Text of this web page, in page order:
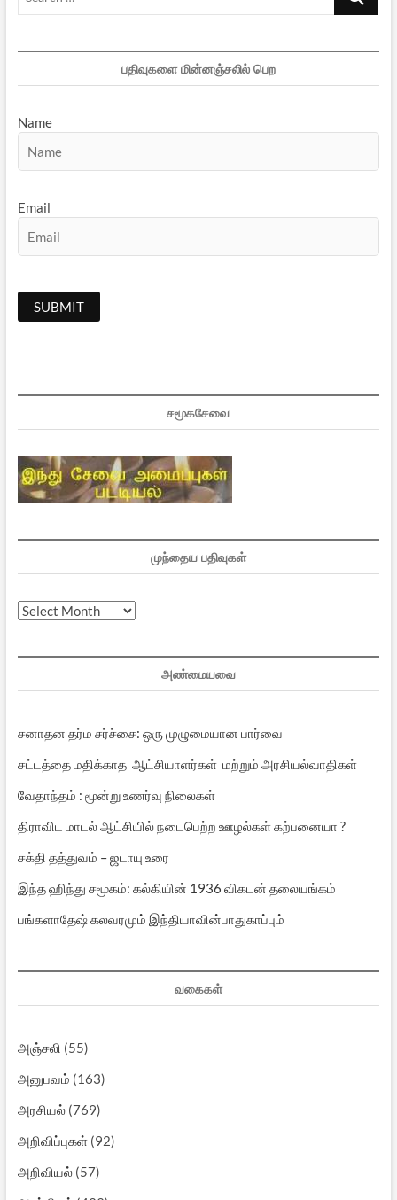
பதிவுகளை மின்னஞ்சலில் பெற
Name
Email
சமூகசேவை
முந்தைய பதிவுகள்
முந்தைய
அண்மையவை
சனாதன தர்ம சர்ச்சை: ஒரு முழுமையான பார்வை
சட்டத்தை மதிக்காத ஆட்சியாளர்கள் மற்றும் அரசியல்வாதிகள்
வேதாந்தம் : மூன்று உணர்வு நிலைகள்
திராவிட மாடல் ஆட்சியில் நடைபெற்ற ஊழல்கள் கற்பனையா ?
சக்தி தத்துவம் – ஜடாயு உரை
இந்த ஹிந்து சமூகம்: கல்கியின் 1936 விகடன் தலையங்கம்
பங்களாதேஷ் கலவரமும் இந்தியாவின்பாதுகாப்பும்
வகைகள்
அஞ்சலி (55)
அனுபவம் (163)
அரசியல்(769)
அறிவிப்புகள்(92)
அறிவியல்(57)